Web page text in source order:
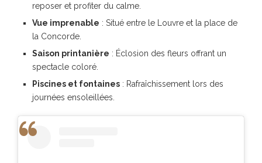
reposer et profiter du calme.
Vue imprenable : Situé entre le Louvre et la place de
la Concorde.
Saison printanière : Éclosion des fleurs offrant un
spectacle coloré.
Piscines et fontaines : Rafraîchissement lors des
journées ensoleillées.